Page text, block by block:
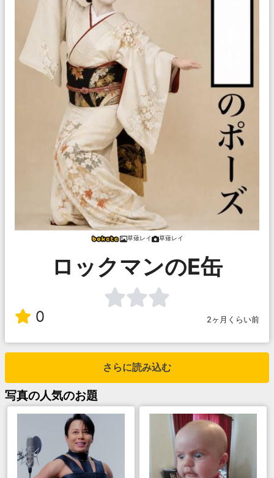
草薙レイ 草薙レイ
ロックマンのE缶
0 2ヶ月くらい前
さらに読み込む
写真の人気のお題